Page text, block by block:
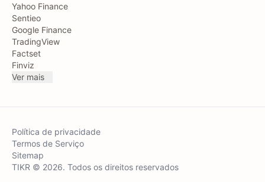
Yahoo Finance
Sentieo
Google Finance
TradingView
Factset
Finviz
Ver mais
Política de privacidade
Termos de Serviço
Sitemap
TIKR © 2026. Todos os direitos reservados